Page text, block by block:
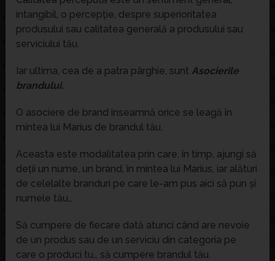
intangibil, o percepție, despre superioritatea
produsului sau calitatea generală a produsului sau
serviciului tău.
Iar ultima, cea de a patra pârghie, sunt Asocierile
brandului.
O asociere de brand înseamnă orice se leagă în
mintea lui Marius de brandul tău.
Aceasta este modalitatea prin care, în timp, ajungi să
deții un nume, un brand, în mintea lui Marius, iar alături
de celelalte branduri pe care le-am pus aici să pun și
numele tău…
Să cumpere de fiecare dată atunci când are nevoie
de un produs sau de un serviciu din categoria pe
care o produci tu… să cumpere brandul tău.